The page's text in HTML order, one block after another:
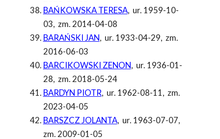
BAŃKOWSKA TERESA, ur. 1959-10-
03, zm. 2014-04-08
BARAŃSKI JAN, ur. 1933-04-29, zm.
2016-06-03
BARCIKOWSKI ZENON, ur. 1936-01-
28, zm. 2018-05-24
BARDYN PIOTR, ur. 1962-08-11, zm.
2023-04-05
BARSZCZ JOLANTA, ur. 1963-07-07,
zm. 2009-01-05